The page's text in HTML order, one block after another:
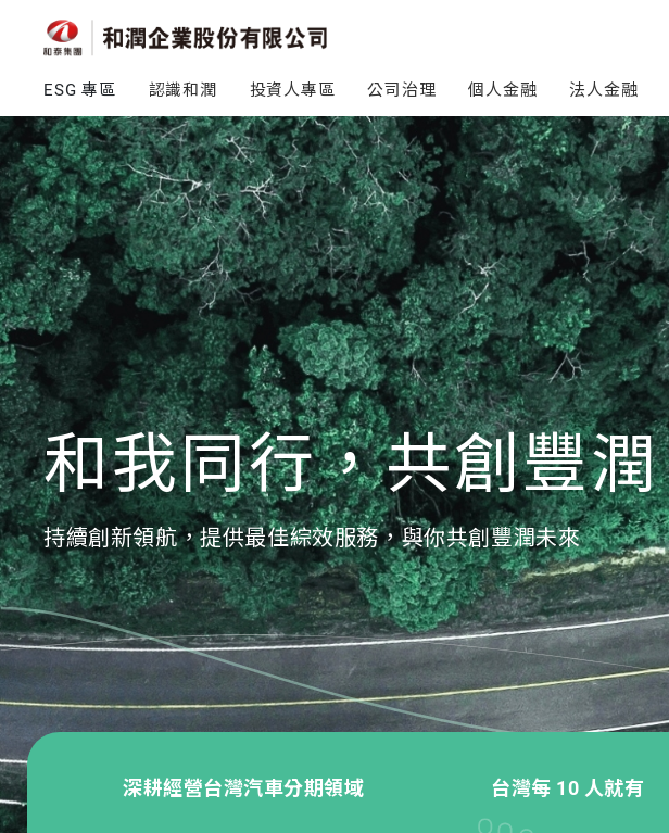
ESG 專區 認識和潤 投資人專區 公司治理 個人金融 法人金融
和我同行，共創豐潤
持續創新領航，提供最佳綜效服務，與你共創豐潤未來
深耕經營台灣汽車分期領域 台灣每 10 人就有